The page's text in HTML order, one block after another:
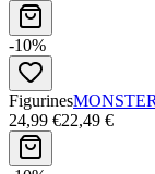
-10%
Figurines
24,99 €22,49 €